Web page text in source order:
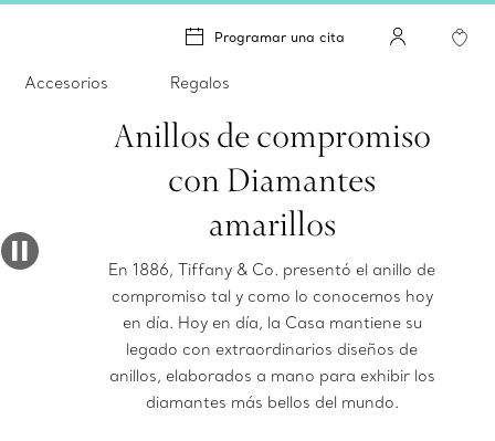
Programar una cita
Accesorios Regalos
Anillos de compromiso
con Diamantes
amarillos
En 1886, Tiffany & Co. presentó el anillo de
compromiso tal y como lo conocemos hoy
en día. Hoy en día, la Casa mantiene su
legado con extraordinarios diseños de
anillos, elaborados a mano para exhibir los
diamantes más bellos del mundo.